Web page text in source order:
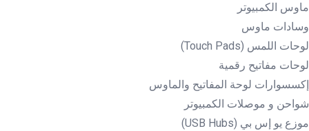
ماوس الكمبيوتر
وسادات ماوس
لوحات اللمس (Touch Pads)
لوحات مفاتيح رقمية
إكسسوارات لوحة المفاتيح والماوس
شواحن و موصلات الكمبيوتر
موزع يو إس بي (USB Hubs)